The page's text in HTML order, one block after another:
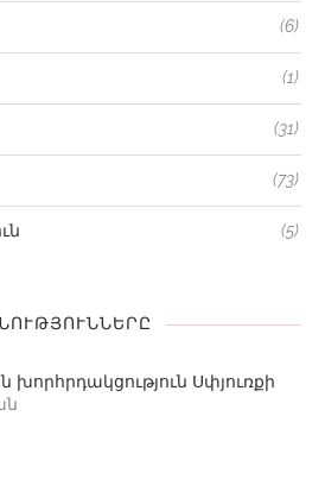
(6)
(1)
(31)
(73)
(5)
Սփյուռքի